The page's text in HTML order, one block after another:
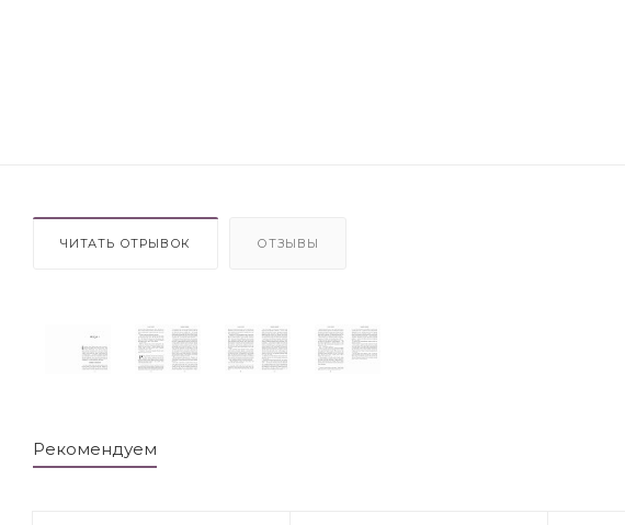
ЧИТАТЬ ОТРЫВОК ОТЗЫВЫ
Рекомендуем